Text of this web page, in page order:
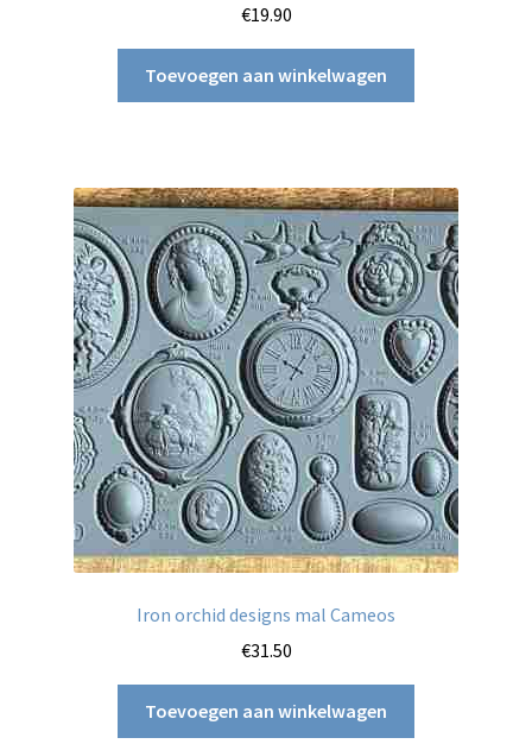
€19.90
Toevoegen aan winkelwagen
Iron orchid designs mal Cameos
€31.50
Toevoegen aan winkelwagen